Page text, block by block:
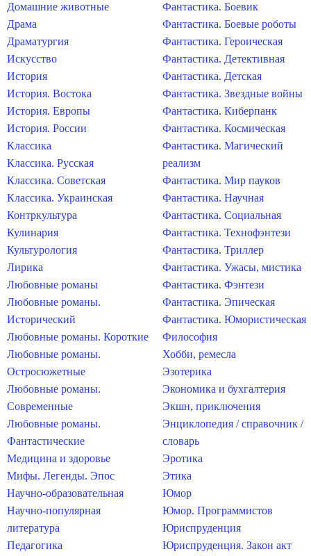
Домашние животные
Драма
Драматургия
Искусство
История
История. Востока
История. Европы
История. России
Классика
Классика. Русская
Классика. Советская
Классика. Украинская
Контркультура
Кулинария
Культурология
Лирика
Любовные романы
Любовные романы.
Исторический
Любовные романы. Короткие
Любовные романы.
Остросюжетные
Любовные романы.
Современные
Любовные романы.
Фантастические
Медицина и здоровье
Мифы. Легенды. Эпос
Научно-образовательная
Научно-популярная
литература
Педагогика
Фантастика. Боевик
Фантастика. Боевые роботы
Фантастика. Героическая
Фантастика. Детективная
Фантастика. Детская
Фантастика. Звездные войны
Фантастика. Киберпанк
Фантастика. Космическая
Фантастика. Магический
реализм
Фантастика. Мир пауков
Фантастика. Научная
Фантастика. Социальная
Фантастика. Технофэнтези
Фантастика. Триллер
Фантастика. Ужасы, мистика
Фантастика. Фэнтези
Фантастика. Эпическая
Фантастика. Юмористическая
Философия
Хобби, ремесла
Эзотерика
Экономика и бухгалтерия
Экшн, приключения
Энциклопедия / справочник /
словарь
Эротика
Этика
Юмор
Юмор. Программистов
Юриспруденция
Юриспруденция. Закон акт